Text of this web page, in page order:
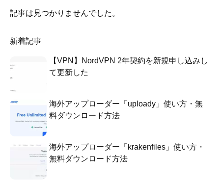
記事は見つかりませんでした。
新着記事
【VPN】NordVPN 2年契約を新規申し込みし
て更新した
海外アップローダー「uploady」使い方・無
料ダウンロード方法
海外アップローダー「krakenfiles」使い方・
無料ダウンロード方法